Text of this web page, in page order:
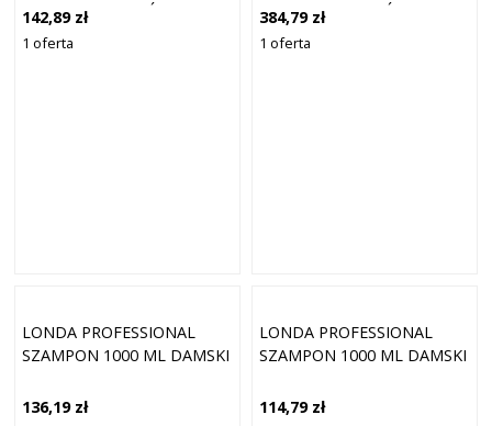
MASKI DO WŁOSÓW 1000
ML
142,89 zł
1 oferta
MASKI DO WŁOSÓW 750 ML
DAMSKI
384,79 zł
1 oferta
LONDA PROFESSIONAL
SZAMPON 1000 ML DAMSKI
136,19 zł
LONDA PROFESSIONAL
SZAMPON 1000 ML DAMSKI
114,79 zł